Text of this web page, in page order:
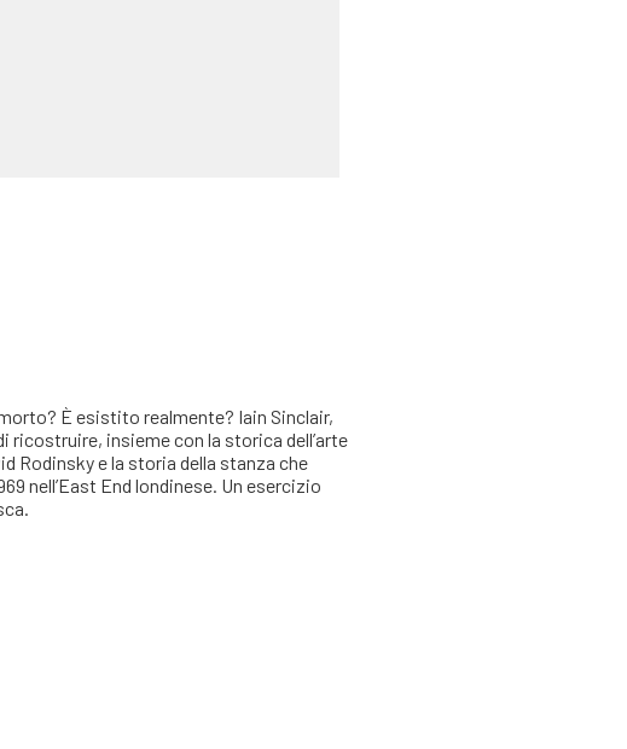
È esistito realmente? Iain Sinclair,
insieme con la storica dell’arte
Rodinsky e la storia della stanza che
nell’East End londinese. Un esercizio